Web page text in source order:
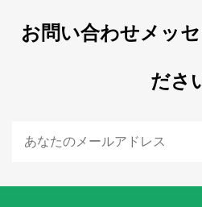
お問い合わせメッ
ださ